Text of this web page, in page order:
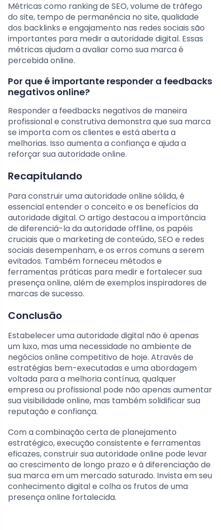
Métricas como ranking de SEO, volume de tráfego
do site, tempo de permanência no site, qualidade
dos backlinks e engajamento nas redes sociais são
importantes para medir a autoridade digital. Essas
métricas ajudam a avaliar como sua marca é
percebida online.
Por que é importante responder a feedbacks
negativos online?
Responder a feedbacks negativos de maneira
profissional e construtiva demonstra que sua marca
se importa com os clientes e está aberta a
melhorias. Isso aumenta a confiança e ajuda a
reforçar sua autoridade online.
Recapitulando
Para construir uma autoridade online sólida, é
essencial entender o conceito e os benefícios da
autoridade digital. O artigo destacou a importância
de diferenciá-la da autoridade offline, os papéis
cruciais que o marketing de conteúdo, SEO e redes
sociais desempenham, e os erros comuns a serem
evitados. Também forneceu métodos e
ferramentas práticas para medir e fortalecer sua
presença online, além de exemplos inspiradores de
marcas de sucesso.
Conclusão
Estabelecer uma autoridade digital não é apenas
um luxo, mas uma necessidade no ambiente de
negócios online competitivo de hoje. Através de
estratégias bem-executadas e uma abordagem
voltada para a melhoria contínua, qualquer
empresa ou profissional pode não apenas aumentar
sua visibilidade online, mas também solidificar sua
reputação e confiança.
Com a combinação certa de planejamento
estratégico, execução consistente e ferramentas
eficazes, construir sua autoridade online pode levar
ao crescimento de longo prazo e à diferenciação de
sua marca em um mercado saturado. Invista em seu
conhecimento digital e colha os frutos de uma
presença online fortalecida.